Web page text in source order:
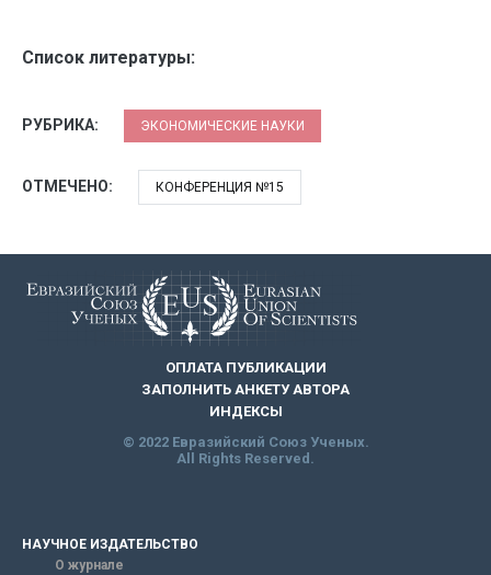
Список литературы:
РУБРИКА: ЭКОНОМИЧЕСКИЕ НАУКИ
ОТМЕЧЕНО: КОНФЕРЕНЦИЯ №15
ОПЛАТА ПУБЛИКАЦИИ
ЗАПОЛНИТЬ АНКЕТУ АВТОРА
ИНДЕКСЫ
© 2022 Евразийский Союз Ученых.
All Rights Reserved.
НАУЧНОЕ ИЗДАТЕЛЬСТВО
О журнале